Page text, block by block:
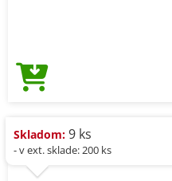
Skladom: 9 ks
- v ext. sklade: 200 ks